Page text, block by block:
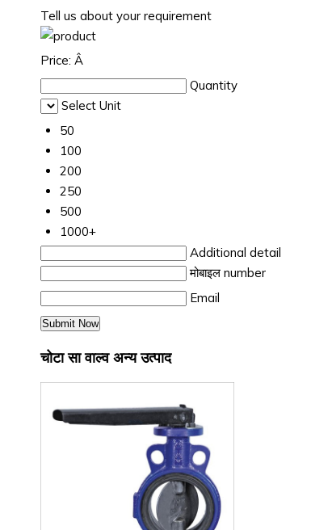
Tell us about your requirement
Price: Â
Quantity
Select Unit
50
100
200
250
500
1000+
Additional detail
मोबाइल number
Email
चोटा सा वाल्व अन्य उत्पाद